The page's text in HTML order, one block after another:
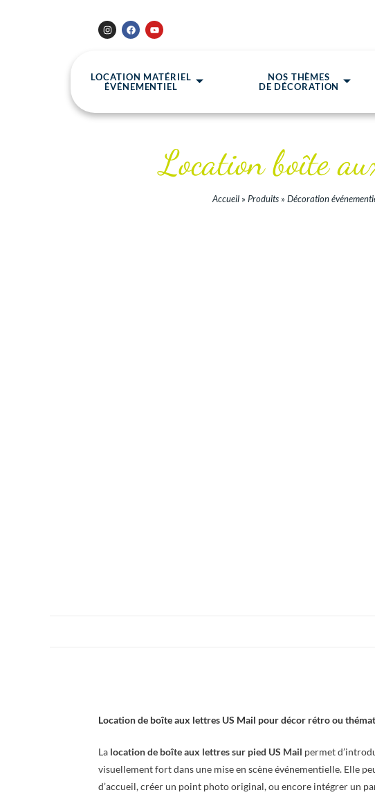
LOCATION MATÉRIEL
ÉVÉNEMENTIEL
NOS THÈMES
DE DÉCORATION
Location boîte
Accueil » Produits » Décoration
Location de boîte aux lettres US Mail pour décor rétro ou
La location de boîte aux lettres sur pied US Mail permet
visuellement fort dans une mise en scène événementielle. Elle
d’accueil, créer un point photo original, ou encore intégrer un